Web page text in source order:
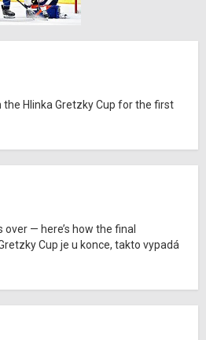
the Hlinka Gretzky Cup for the first
— here’s how the final
Cup je u konce, takto vypadá